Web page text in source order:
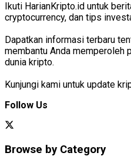
Ikuti HarianKripto.id untuk
cryptocurrency, dan tips
Dapatkan informasi terbaru
membantu Anda memperoleh
dunia kripto.
Kunjungi kami untuk update
Follow Us
Browse by Category